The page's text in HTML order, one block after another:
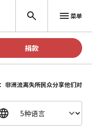
菜单
捐款
非洲流离失所民众分享他们对未